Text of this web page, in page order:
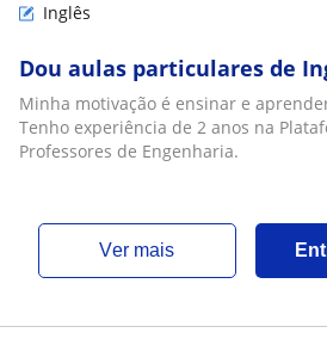
Inglês
Dou aulas particulares de
Minha motivação é ensinar e
Tenho experiência de 2 anos na
Professores de Engenharia.
ver mais